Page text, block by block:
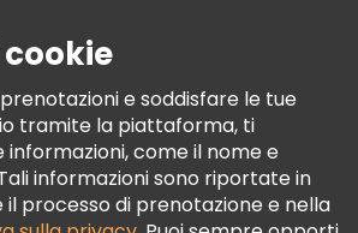
e soddisfare le tue
tramite la piattaforma, ti
informazioni, come il nome e
informazioni sono riportate in
processo di prenotazione e nella